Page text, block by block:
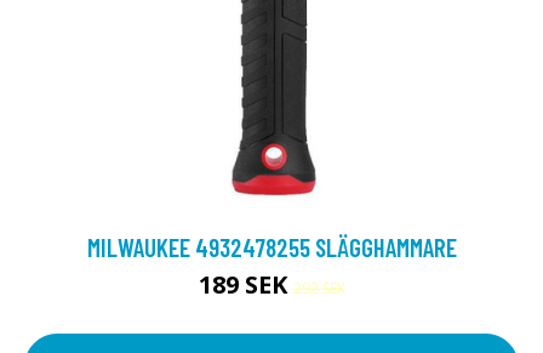
MILWAUKEE 4932478255 SLÄGGHAMMARE
189 SEK292 SEK